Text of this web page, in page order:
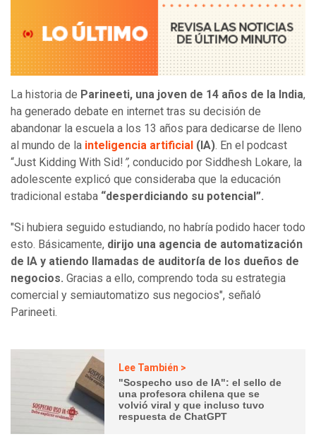
La historia de Parineeti, una joven de 14 años de la India,
ha generado debate en internet tras su decisión de
abandonar la escuela a los 13 años para dedicarse de lleno
al mundo de la inteligencia artificial (IA). En el podcast
“Just Kidding With Sid! ”, conducido por Siddhesh Lokare, la
adolescente explicó que consideraba que la educación
tradicional estaba “desperdiciando su potencial”.
"Si hubiera seguido estudiando, no habría podido hacer todo
esto. Básicamente, dirijo una agencia de automatización
de IA y atiendo llamadas de auditoría de los dueños de
negocios. Gracias a ello, comprendo toda su estrategia
comercial y semiautomatizo sus negocios", señaló
Parineeti.
Lee También >
"Sospecho uso de IA": el sello de
una profesora chilena que se
volvió viral y que incluso tuvo
respuesta de ChatGPT